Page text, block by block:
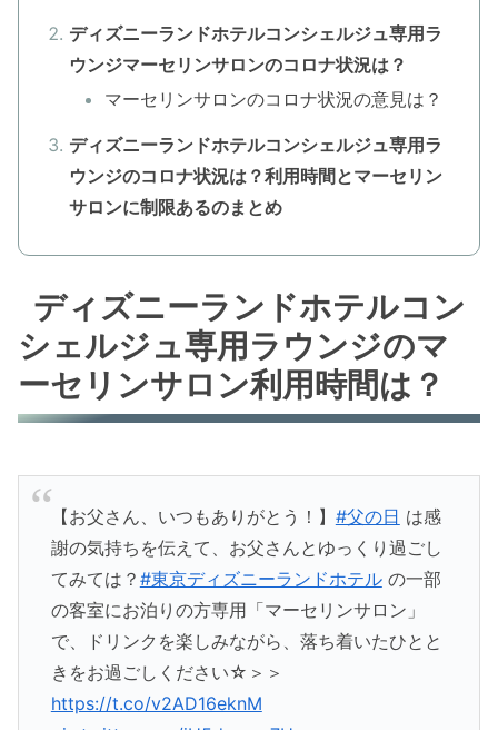
ディズニーランドホテルコンシェルジュ専用ラ
ウンジマーセリンサロンのコロナ状況は？
マーセリンサロンのコロナ状況の意見は？
ディズニーランドホテルコンシェルジュ専用ラ
ウンジのコロナ状況は？利用時間とマーセリン
サロンに制限あるのまとめ
ディズニーランドホテルコン
シェルジュ専用ラウンジのマ
ーセリンサロン利用時間は？
【お父さん、いつもありがとう！】 #父の日 は感
謝の気持ちを伝えて、お父さんとゆっくり過ごし
てみては？ #東京ディズニーランドホテルの一部
の客室にお泊りの方専用「マーセリンサロン」
で、ドリンクを楽しみながら、落ち着いたひとと
きをお過ごしください☆＞＞
https://t.co/v2AD16eknM